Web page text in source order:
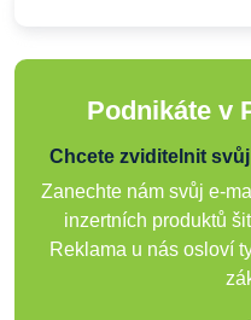
Podnikáte v
Chcete zviditelnit
Zanechte nám svůj e-
inzertních produktů
Reklama u nás osloví